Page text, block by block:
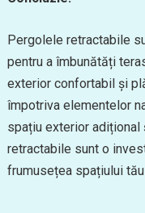
Pergolele retractabile
pentru a îmbunătăți
exterior confortabil și
împotriva elementelor
spațiu exterior
retractabile sunt o
frumusețea spațiului